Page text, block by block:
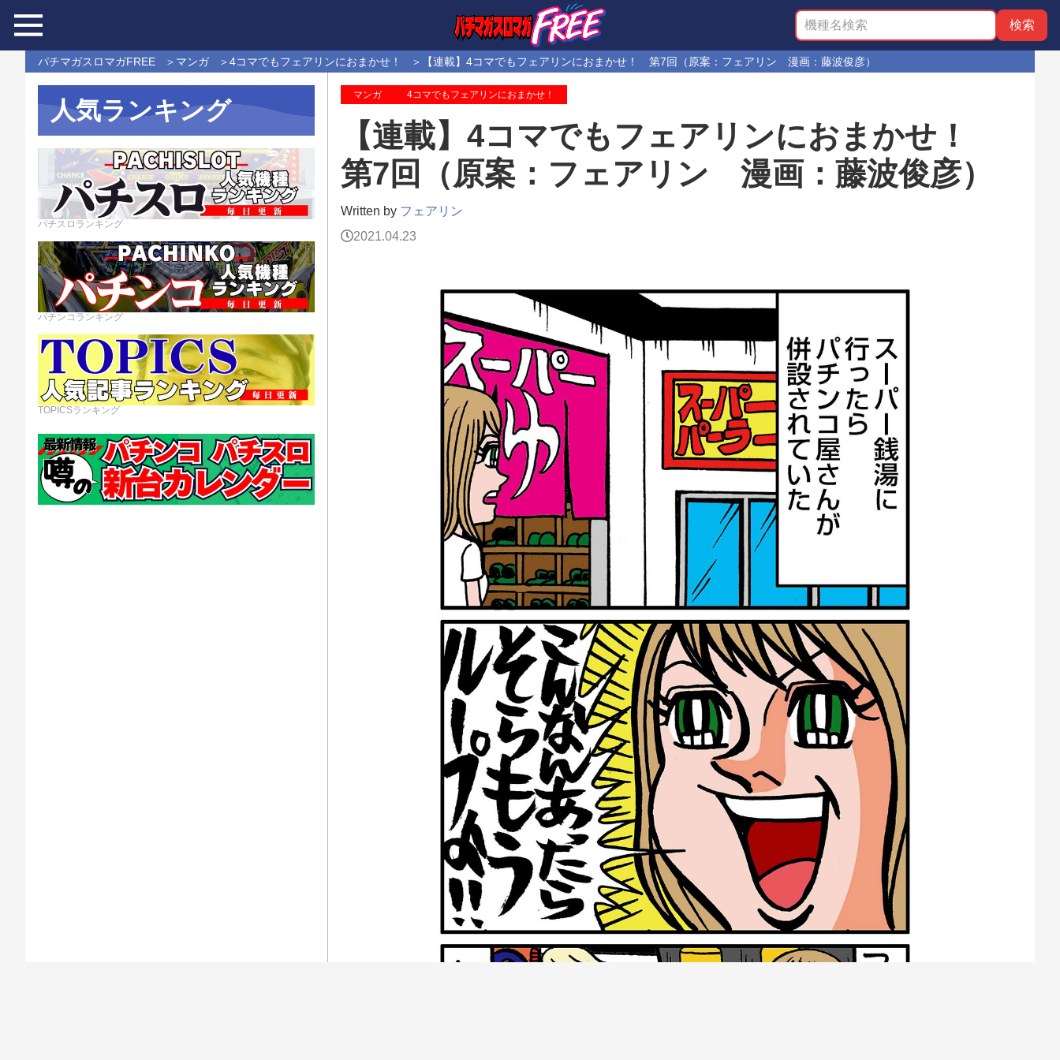
パチマガスロマガFREE マンガ 4コマでもフェアリンにおまかせ！ 【連載】4コマでもフェアリンにおまかせ！ 第7回（原案：フェアリン 漫画：藤波俊彦）
マンガ 4コマでもフェアリンにおまかせ！
【連載】4コマでもフェアリンにおまかせ！
第7回（原案：フェアリン 漫画：藤波俊彦）
Written by フェアリン
2021.04.23
人気ランキング
パチスロランキング
パチンコランキング
TOPICSランキング